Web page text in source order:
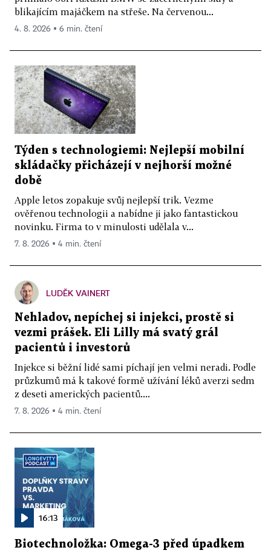
blikajícím majáčkem na střeše. Na červenou...
4. 8. 2026 ▪ 6 min. čtení
Týden s technologiemi: Nejlepší mobilní
skládačky přicházejí v nejhorší možné
době
Apple letos zopakuje svůj nejlepší trik. Vezme
ověřenou technologii a nabídne ji jako fantastickou
novinku. Firma to v minulosti udělala v...
7. 8. 2026 ▪ 4 min. čtení
LUDĚK VAINERT
Nehladov, nepíchej si injekci, prostě si
vezmi prášek. Eli Lilly má svatý grál
pacientů i investorů
Injekce si běžní lidé sami píchají jen velmi neradi. Podle
průzkumů má k takové formě užívání léků averzi sedm
z deseti amerických pacientů....
7. 8. 2026 ▪ 4 min. čtení
16:13
Biotechnoložka: Omega-3 před úpadkem